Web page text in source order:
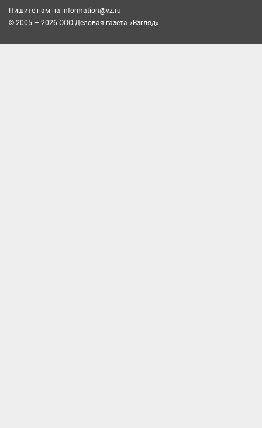
Пишите нам на information@vz.ru
© 2005 — 2026 ООО Деловая газета «Взгляд»